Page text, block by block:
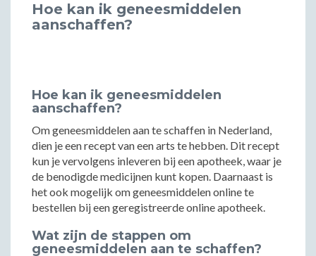
Hoe kan ik geneesmiddelen
aanschaffen?
Hoe kan ik geneesmiddelen
aanschaffen?
Om geneesmiddelen aan te schaffen in Nederland,
dien je een recept van een arts te hebben. Dit recept
kun je vervolgens inleveren bij een apotheek, waar je
de benodigde medicijnen kunt kopen. Daarnaast is
het ook mogelijk om geneesmiddelen online te
bestellen bij een geregistreerde online apotheek.
Wat zijn de stappen om
geneesmiddelen aan te schaffen?